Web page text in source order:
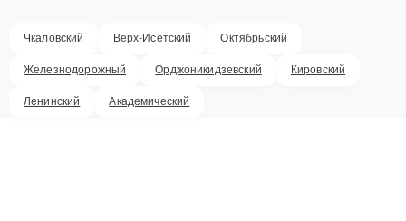
Чкаловский Верх-Исетский Октябрьский
Железнодорожный Орджоникидзевский Кировский
Ленинский Академический